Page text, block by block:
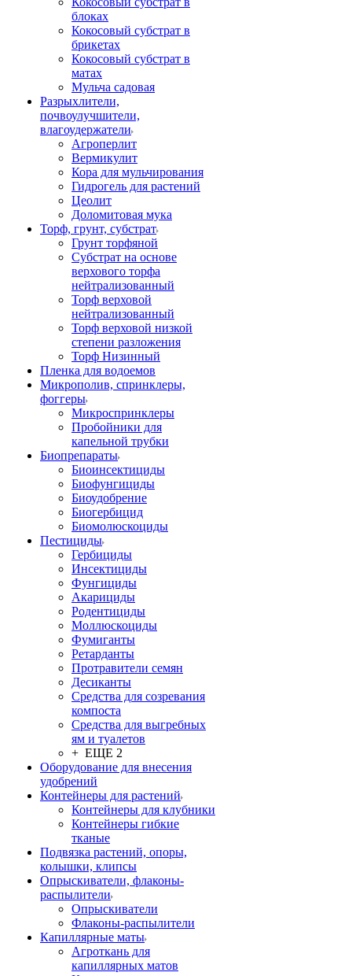
блоках
Кокосовый субстрат в
брикетах
Кокосовый субстрат в
матах
Мульча садовая
Разрыхлители,
почвоулучшители,
влагоудержатели
Агроперлит
Вермикулит
Кора для мульчирования
Гидрогель для растений
Цеолит
Доломитовая мука
Торф, грунт, субстрат
Грунт торфяной
Субстрат на основе
верхового торфа
нейтрализованный
Торф верховой
нейтрализованный
Торф верховой низкой
степени разложения
Торф Низинный
Пленка для водоемов
Микрополив, спринклеры,
фоггеры
Микроспринклеры
Пробойники для
капельной трубки
Биопрепараты
Биоинсектициды
Биофунгициды
Биоудобрение
Биогербицид
Биомолюскоциды
Пестициды
Гербициды
Инсектициды
Фунгициды
Акарициды
Родентициды
Моллюскоциды
Фумиганты
Ретарданты
Протравители семян
Десиканты
Средства для созревания
компоста
Средства для выгребных
ям и туалетов
+ ЕЩЕ 2
Оборудование для внесения
удобрений
Контейнеры для растений
Контейнеры для клубники
Контейнеры гибкие
тканые
Подвязка растений, опоры,
колышки, клипсы
Опрыскиватели, флаконы-
распылители
Опрыскиватели
Флаконы-распылители
Капиллярные маты
Агроткань для
капиллярных матов